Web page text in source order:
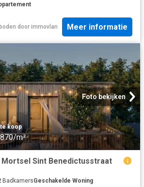
door immovlan Meer informatie
Foto bekijken
te koop
m²
Mortsel Sint Benedictusstraat
BadkamersGeschakelde Woning